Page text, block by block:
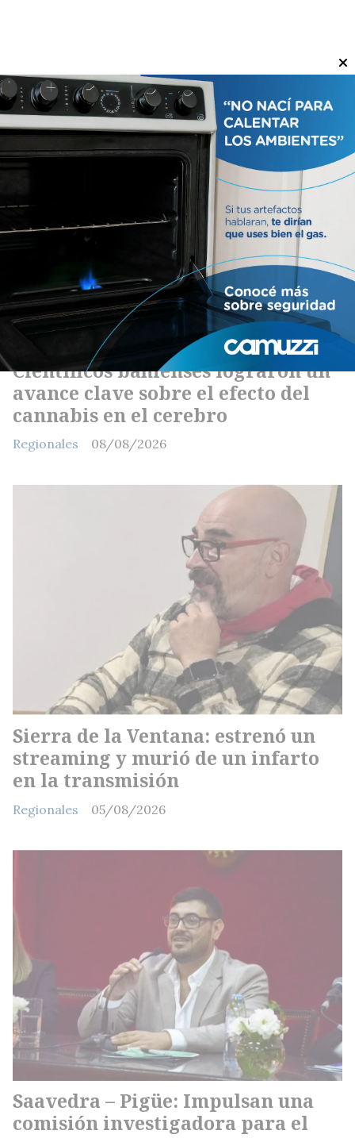
Artículos relacionados
Científicos bahienses lograron un
avance clave sobre el efecto del
cannabis en el cerebro
Regionales 08/08/2026
Sierra de la Ventana: estrenó un
streaming y murió de un infarto
en la transmisión
Regionales 05/08/2026
Saavedra – Pigüe: Impulsan una
comisión investigadora para el